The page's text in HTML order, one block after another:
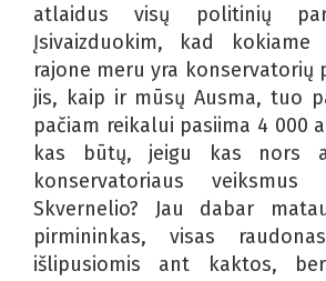
atlaidus visų politinių
Įsivaizduokim, kad kokiame
rajone meru yra konservatorių
jis, kaip ir mūsų Ausma, tuo
pačiam reikalui pasiima 4 000
kas būtų, jeigu kas nors
konservatoriaus
Skvernelio? Jau dabar
pirmininkas, visas
išlipusiomis ant kaktos,